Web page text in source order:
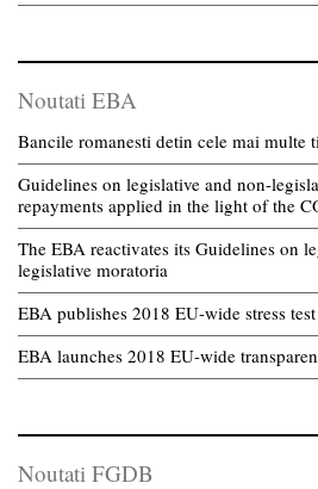
Noutati EBA
Bancile romanesti detin cele mai multe
Guidelines on legislative and non-
repayments applied in the light of the
The EBA reactivates its Guidelines on
legislative moratoria
EBA publishes 2018 EU-wide stress
EBA launches 2018 EU-wide
Noutati FGDB